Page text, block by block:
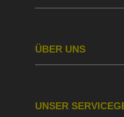
ÜBER UNS
UNSER